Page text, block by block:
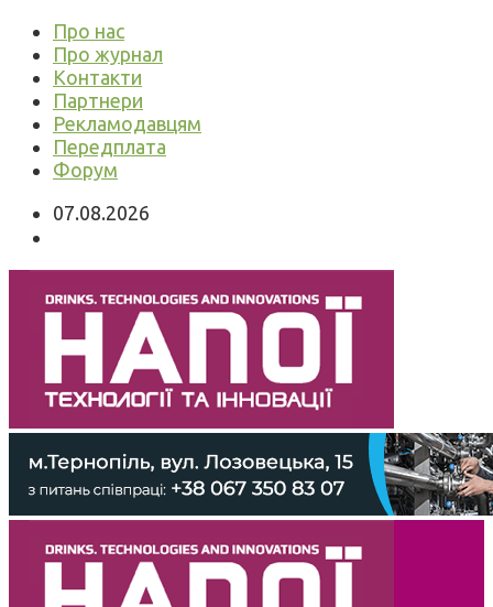
Про нас
Про журнал
Контакти
Партнери
Рекламодавцям
Передплата
Форум
07.08.2026